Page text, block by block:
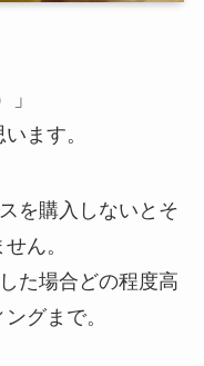
ます。
を購入しないとそ
ん。
た場合どの程度高
グまで。